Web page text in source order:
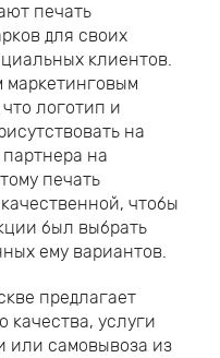
печать
для своих
клиентов.
логотип и
на
на
печать
чтобы
был выбрать
ему вариантов.
предлагает
качества, услуги
или самовывоза из